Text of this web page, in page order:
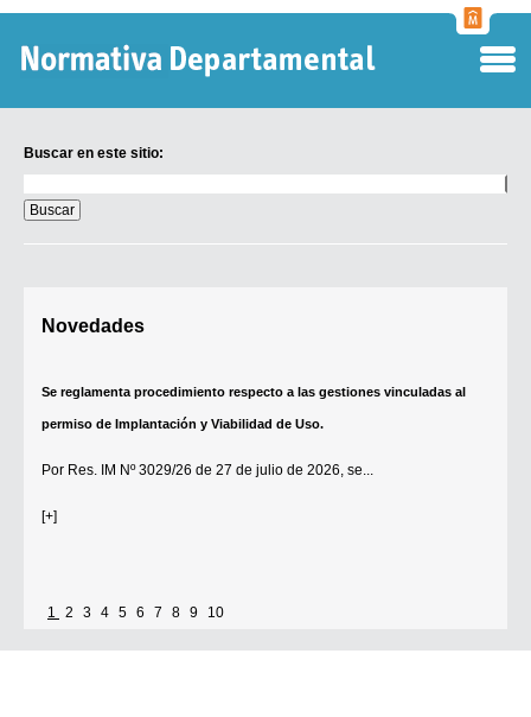
Buscar en este sitio:
en
este
sitio:
Novedades
Se reglamenta procedimiento respecto a las gestiones vinculadas al
permiso de Implantación y Viabilidad de Uso.
Por Res. IM Nº 3029/26 de 27 de julio de 2026, se...
[+]
1 2 3 4 5 6 7 8 9 10